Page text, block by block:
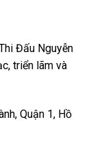
Đấu Nguyễn
triển lãm và
Quận 1, Hồ